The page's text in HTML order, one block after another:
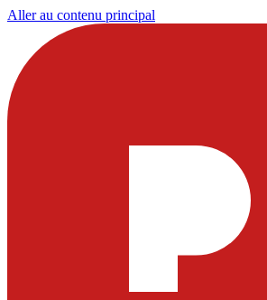
Aller au contenu principal